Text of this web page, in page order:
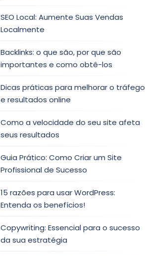
SEO Local: Aumente Suas Vendas
Localmente
Backlinks: o que são, por que são
importantes e como obtê-los
Dicas práticas para melhorar o tráfego
e resultados online
Como a velocidade do seu site afeta
seus resultados
Guia Prático: Como Criar um Site
Profissional de Sucesso
15 razões para usar WordPress:
Entenda os benefícios!
Copywriting: Essencial para o sucesso
da sua estratégia